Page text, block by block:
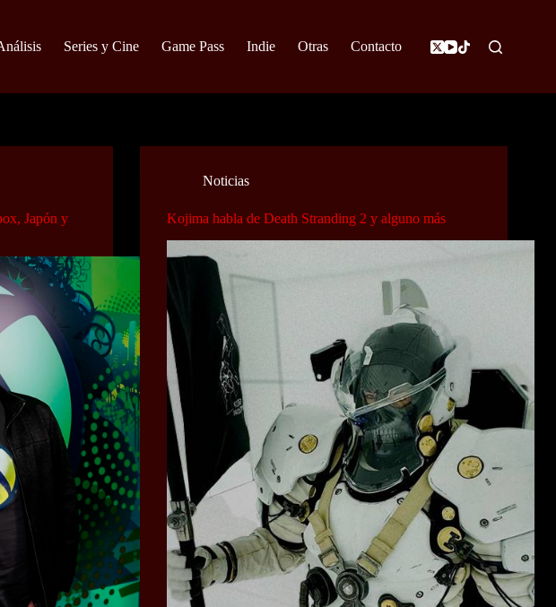
Series y Cine Game Pass Indie Otras Contacto
Japón y
Noticias
Kojima habla de Death Stranding 2 y alguno más